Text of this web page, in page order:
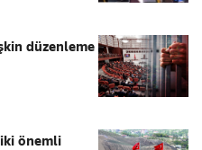
düzenleme
önemli